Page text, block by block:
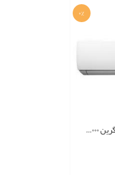
کولر گازی اینورتر گرین 9000 سری DIAMOND
0%